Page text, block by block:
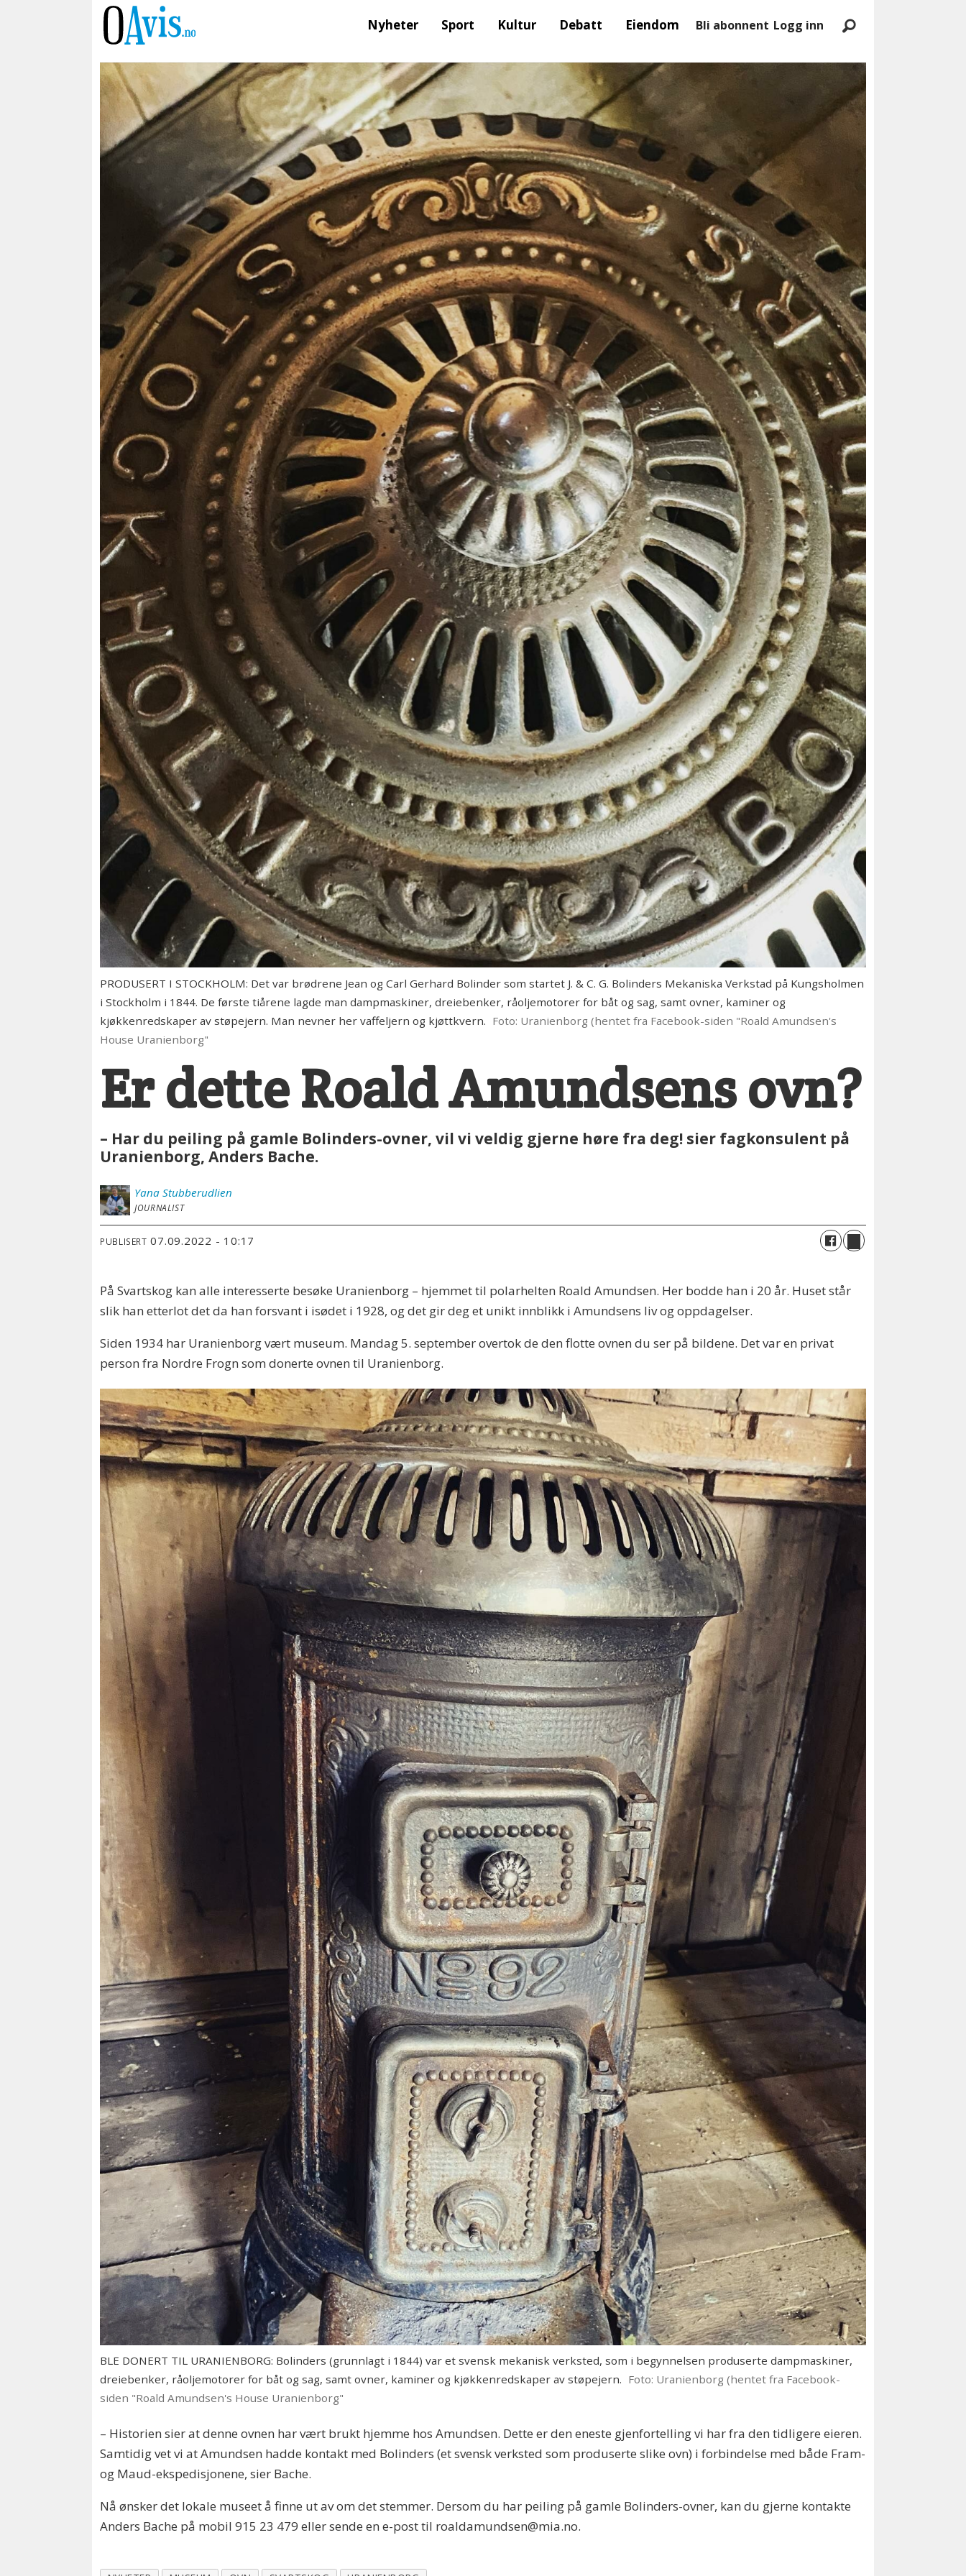
Nyheter Sport Kultur Debatt Eiendom Bli abonnent Logg inn
PRODUSERT I STOCKHOLM: Det var brødrene Jean og Carl Gerhard Bolinder som startet J. & C. G. Bolinders Mekaniska Verkstad på Kungsholmen
i Stockholm i 1844. De første tiårene lagde man dampmaskiner, dreiebenker, råoljemotorer for båt og sag, samt ovner, kaminer og
kjøkkenredskaper av støpejern. Man nevner her vaffeljern og kjøttkvern. Foto: Uranienborg (hentet fra Facebook-siden "Roald Amundsen's
House Uranienborg"
Er dette Roald Amundsens ovn?
– Har du peiling på gamle Bolinders-ovner, vil vi veldig gjerne høre fra deg! sier fagkonsulent på
Uranienborg, Anders Bache.
Yana Stubberudlien
JOURNALIST
PUBLISERT 07.09.2022 - 10:17
På Svartskog kan alle interesserte besøke Uranienborg – hjemmet til polarhelten Roald Amundsen. Her bodde han i 20 år. Huset står
slik han etterlot det da han forsvant i isødet i 1928, og det gir deg et unikt innblikk i Amundsens liv og oppdagelser.
Siden 1934 har Uranienborg vært museum. Mandag 5. september overtok de den flotte ovnen du ser på bildene. Det var en privat
person fra Nordre Frogn som donerte ovnen til Uranienborg.
BLE DONERT TIL URANIENBORG: Bolinders (grunnlagt i 1844) var et svensk mekanisk verksted, som i begynnelsen produserte dampmaskiner,
dreiebenker, råoljemotorer for båt og sag, samt ovner, kaminer og kjøkkenredskaper av støpejern. Foto: Uranienborg (hentet fra Facebook-
siden "Roald Amundsen's House Uranienborg"
– Historien sier at denne ovnen har vært brukt hjemme hos Amundsen. Dette er den eneste gjenfortelling vi har fra den tidligere eieren.
Samtidig vet vi at Amundsen hadde kontakt med Bolinders (et svensk verksted som produserte slike ovn) i forbindelse med både Fram-
og Maud-ekspedisjonene, sier Bache.
Nå ønsker det lokale museet å finne ut av om det stemmer. Dersom du har peiling på gamle Bolinders-ovner, kan du gjerne kontakte
Anders Bache på mobil 915 23 479 eller sende en e-post til roaldamundsen@mia.no.